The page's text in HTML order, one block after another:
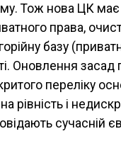
Тож нова ЦК
права,
базу
Оновлення
переліку
рівність і
сучасній